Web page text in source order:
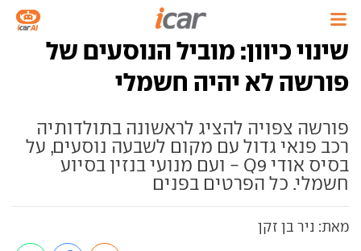
שינוי כיוון: מוביל הנוסעים של
פורשה לא יהיה חשמלי
פורשה צפויה להציג לראשונה בתולדותיה
רכב פנאי גדול עם מקום לשבעה נוסעים, על
בסיס אודי Q9 - ועם מנועי בנזין בסיוע
חשמלי. כל הפרטים בפנים
מאת: ניר בן זקן